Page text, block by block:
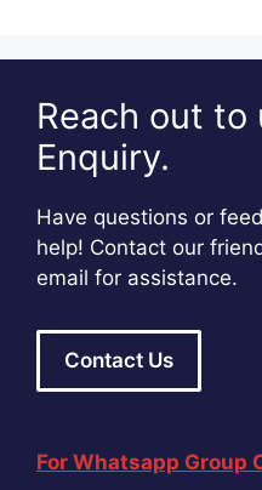
Reach out to
Enquiry.
Have questions or
help! Contact our
email for assistance.
Contact Us
For Whatsapp Group